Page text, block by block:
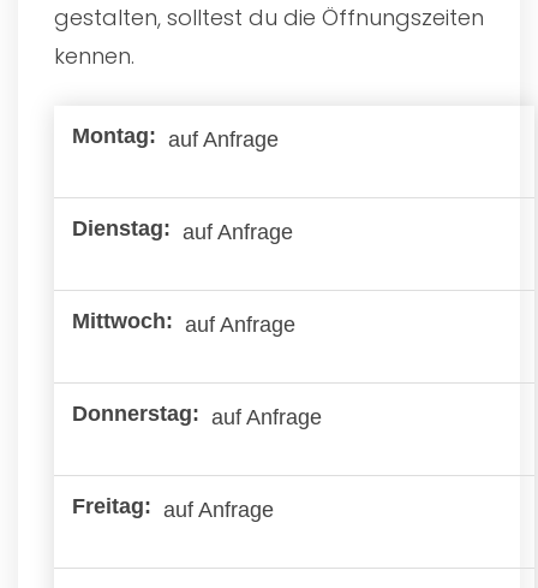
gestalten, solltest du die Öffnungszeiten
kennen.
auf Anfrage
auf Anfrage
auf Anfrage
auf Anfrage
auf Anfrage